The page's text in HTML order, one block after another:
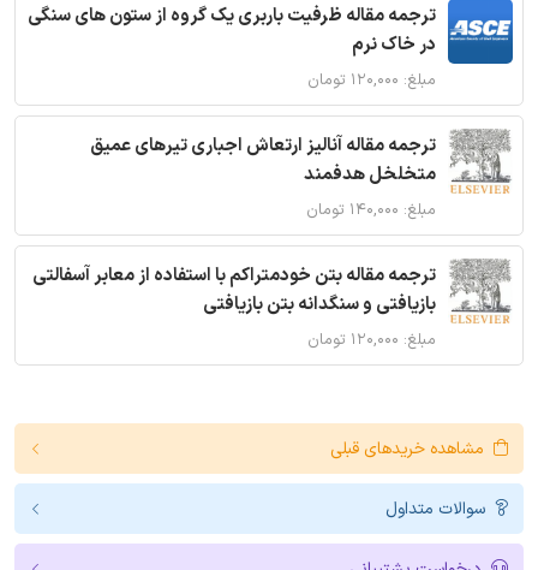
ترجمه مقاله ظرفیت باربری یک گروه از ستون های سنگی
در خاک نرم
مبلغ: ۱۲۰,۰۰۰ تومان
ترجمه مقاله آنالیز ارتعاش اجباری تیرهای عمیق
متخلخل هدفمند
مبلغ: ۱۴۰,۰۰۰ تومان
ترجمه مقاله بتن خودمتراکم با استفاده از معابر آسفالتی
بازیافتی و سنگدانه بتن بازیافتی
مبلغ: ۱۲۰,۰۰۰ تومان
مشاهده خریدهای قبلی
سوالات متداول